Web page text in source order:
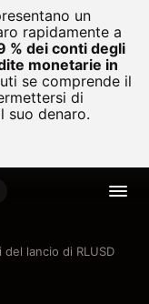
un
rapidamente a
% dei conti degli
monetarie in
se comprende il
di
suo denaro.
lancio di RLUSD